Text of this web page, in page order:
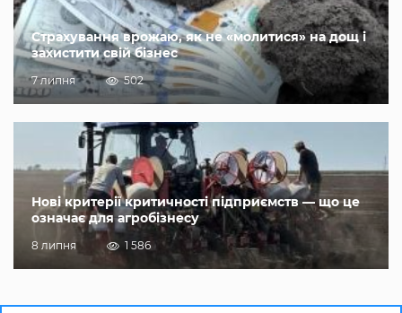
Страхування врожаю, як не «молитися» на дощ і
захистити свій бізнес
7 липня 502
Нові критерії критичності підприємств — що це
означає для агробізнесу
8 липня 1 586